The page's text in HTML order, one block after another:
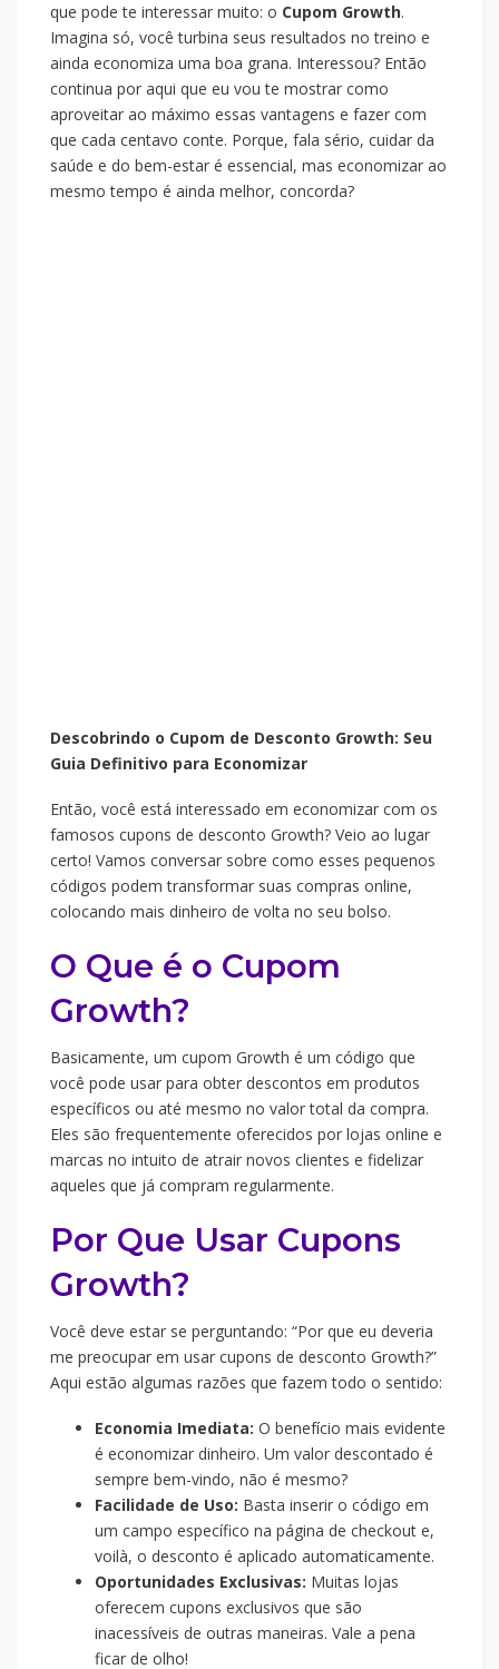
que pode te interessar muito: o Cupom Growth.
Imagina só, você turbina seus resultados no treino e
ainda economiza uma boa grana. Interessou? Então
continua por aqui que eu vou te mostrar como
aproveitar ao máximo essas vantagens e fazer com
que cada centavo conte. Porque, fala sério, cuidar da
saúde e do bem-estar é essencial, mas economizar ao
mesmo tempo é ainda melhor, concorda?
Descobrindo o Cupom de Desconto Growth: Seu
Guia Definitivo para Economizar
Então, você está interessado em economizar com os
famosos cupons de desconto Growth? Veio ao lugar
certo! Vamos conversar sobre como esses pequenos
códigos podem transformar suas compras online,
colocando mais dinheiro de volta no seu bolso.
O Que é o Cupom
Growth?
Basicamente, um cupom Growth é um código que
você pode usar para obter descontos em produtos
específicos ou até mesmo no valor total da compra.
Eles são frequentemente oferecidos por lojas online e
marcas no intuito de atrair novos clientes e fidelizar
aqueles que já compram regularmente.
Por Que Usar Cupons
Growth?
Você deve estar se perguntando: “Por que eu deveria
me preocupar em usar cupons de desconto Growth?”
Aqui estão algumas razões que fazem todo o sentido:
Economia Imediata: O benefício mais evidente
é economizar dinheiro. Um valor descontado é
sempre bem-vindo, não é mesmo?
Facilidade de Uso: Basta inserir o código em
um campo específico na página de checkout e,
voilà, o desconto é aplicado automaticamente.
Oportunidades Exclusivas: Muitas lojas
oferecem cupons exclusivos que são
inacessíveis de outras maneiras. Vale a pena
ficar de olho!